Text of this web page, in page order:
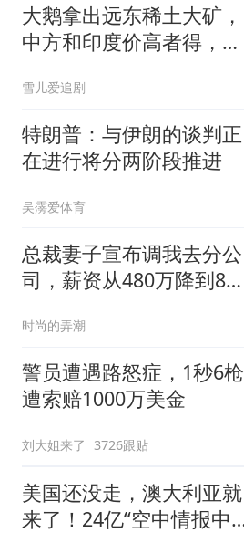
大鹅拿出远东稀土大矿，
中方和印度价高者得，背
雪儿爱追剧
特朗普：与伊朗的谈判正
在进行将分两阶段推进
吴霶爱体育
总裁妻子宣布调我去分公
司，薪资从480万降到8
时尚的弄潮
警员遭遇路怒症，1秒6枪
遭索赔1000万美金
刘大姐来了 3726跟贴
美国还没走，澳大利亚就
来了！24亿“空中情报中